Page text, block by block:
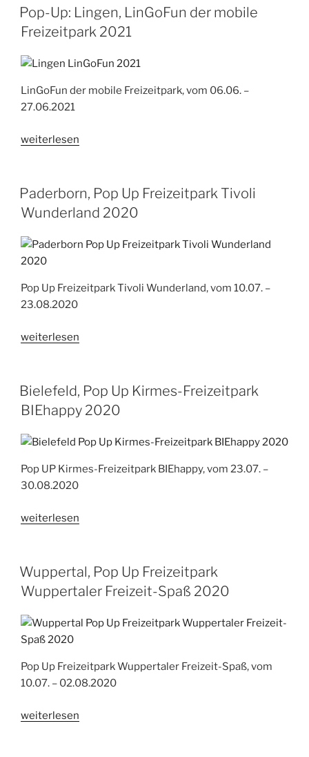
Kirmes-
Freizeitpark
BIEhappy
2021“
Pop-Up: Lingen, LinGoFun der mobile
Freizeitpark 2021
LinGoFun der mobile Freizeitpark, vom 06.06. –
27.06.2021
„Pop-
LinGoFun
der
mobile
Freizeitpark
2021“
weiterlesen
Paderborn, Pop Up Freizeitpark Tivoli
Wunderland 2020
Pop Up Freizeitpark Tivoli Wunderland, vom 10.07. –
23.08.2020
„Paderborn,
Freizeitpark
Tivoli
Wunderland
2020“
weiterlesen
Bielefeld, Pop Up Kirmes-Freizeitpark
BIEhappy 2020
Pop UP Kirmes-Freizeitpark BIEhappy, vom 23.07. –
30.08.2020
„Bielefeld,
Kirmes-
Freizeitpark
BIEhappy
2020“
weiterlesen
Wuppertal, Pop Up Freizeitpark
Wuppertaler Freizeit-Spaß 2020
Pop Up Freizeitpark Wuppertaler Freizeit-Spaß, vom
10.07. – 02.08.2020
„Wuppertal,
weiterlesen